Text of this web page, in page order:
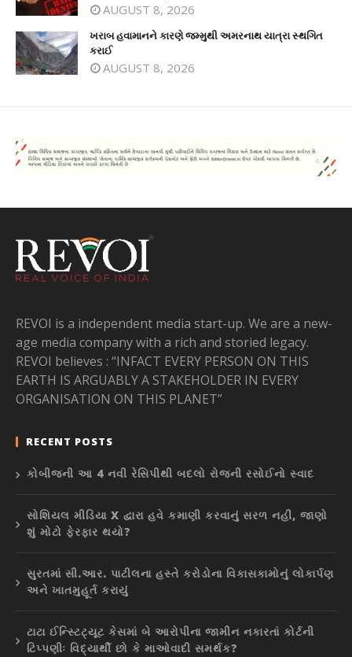
AUGUST 8, 2026
ખરાબ હવામાનને કારણે જમ્મુથી અમરનાથ યાત્રા સ્થગિત
કરાઈ
AUGUST 8, 2026
REVOI is a independent media start-up. We are a new-
age media company with a rich and storied legacy.
REVOI believes : “INFACT EVERY PERSON ON THIS
EARTH IS ARGUABLY A STAKEHOLDER IN EVERY
ORGANISATION ON THIS PLANET”
RECENT POSTS
કોબીજની આ 4 નવી રેસિપીથી બદલો રોજની રસોઈનો સ્વાદ
સોશિયલ મીડિયા X દ્વારા હવે કમાણી કરવાનું સરળ નહીં, જાણો
શું મોટો ફેરફાર થયો?
સુરતમાં સી.આર. પાટીલના હસ્તે કરોડોના વિકાસકામોનું લોકાર્પણ
અને ખાતમુહૂર્ત કરાયું
ટાટા ઈન્સ્ટિટ્યૂટ કેસમાં બે આરોપીના જામીન નકારતાં કોર્ટની
ટિપ્પણીઃ વિદ્યાર્થી છો કે માઓવાદી સમર્થક?